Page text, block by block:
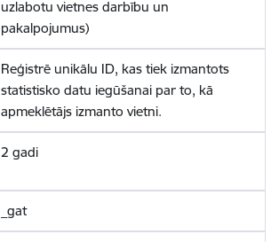
uzlabotu vietnes darbību un
pakalpojumus)
Reģistrē unikālu ID, kas tiek izmantots
statistisko datu iegūšanai par to, kā
apmeklētājs izmanto vietni.
2 gadi
_gat